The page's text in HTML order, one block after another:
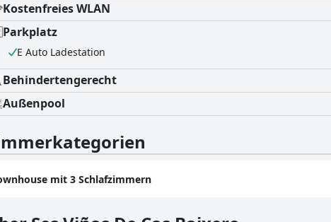
Kostenfreies WLAN
Parkplatz
E Auto Ladestation
Behindertengerecht
Außenpool
mit 3 Schlafzimmern